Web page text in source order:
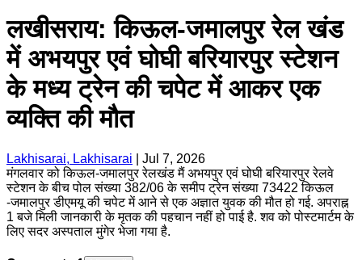
लखीसराय: किऊल-जमालपुर रेल खंड
में अभयपुर एवं घोघी बरियारपुर स्टेशन
के मध्य ट्रेन की चपेट में आकर एक
व्यक्ति की मौत
Lakhisarai, Lakhisarai
Jul 7, 2026
मंगलवार को किऊल-जमालपुर रेलखंड मैं अभयपुर एवं घोघी बरियारपुर रेलवे
स्टेशन के बीच पोल संख्या 382/06 के समीप ट्रेन संख्या 73422 किऊल
-जमालपुर डीएमयू की चपेट में आने से एक अज्ञात युवक की मौत हो गई. अपराह्न
1 बजे मिली जानकारी के मृतक की पहचान नहीं हो पाई है. शव को पोस्टमार्टम के
लिए सदर अस्पताल मुंगेर भेजा गया है.